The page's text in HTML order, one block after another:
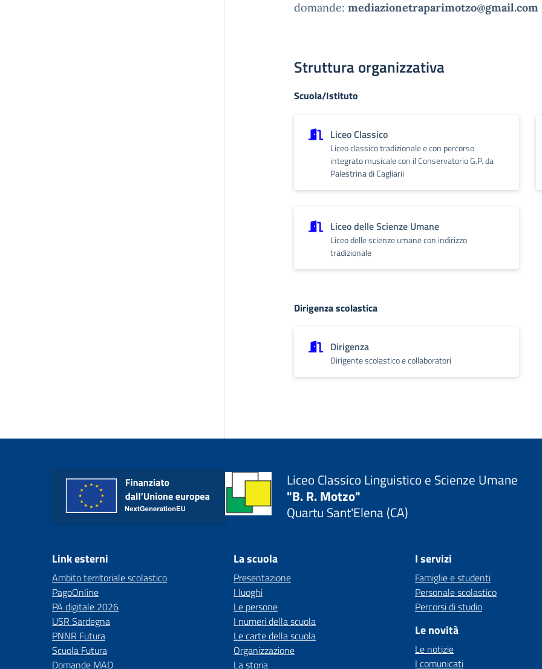
domande: mediazionetraparimotzo@gmail.com
Struttura organizzativa
Scuola/Istituto
Liceo Classico
Liceo classico tradizionale e con percorso
integrato musicale con il Conservatorio G.P. da
Palestrina di Cagliarii
Liceo delle Scienze Umane
Liceo delle scienze umane con indirizzo
tradizionale
Dirigenza scolastica
Dirigenza
Dirigente scolastico e collaboratori
Liceo Classico Linguistico e Scienze Umane
"B. R. Motzo"
Quartu Sant'Elena (CA)
Link esterni
Ambito territoriale scolastico
PagoOnline
PA digitale 2026
USR Sardegna
PNNR Futura
Scuola Futura
Domande MAD
La scuola
Presentazione
I luoghi
Le persone
I numeri della scuola
Le carte della scuola
Organizzazione
La storia
I servizi
Famiglie e studenti
Personale scolastico
Percorsi di studio
Le novità
Le notizie
I comunicati